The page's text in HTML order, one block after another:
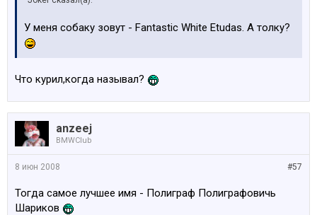
У меня собаку зовут - Fantastic White Etudas. А толку?
Что курил,когда называл?
anzeej
BMWClub
#57
8 июн 2008
Тогда самое лучшее имя - Полиграф Полиграфовичь
Шариков